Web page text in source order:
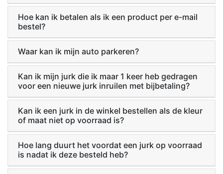
Hoe kan ik betalen als ik een product per e-mail
bestel?
Waar kan ik mijn auto parkeren?
Kan ik mijn jurk die ik maar 1 keer heb gedragen
voor een nieuwe jurk inruilen met bijbetaling?
Kan ik een jurk in de winkel bestellen als de kleur
of maat niet op voorraad is?
Hoe lang duurt het voordat een jurk op voorraad
is nadat ik deze besteld heb?